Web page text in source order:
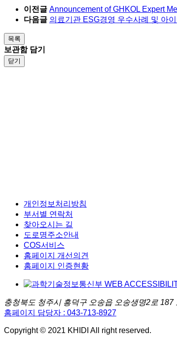
이전글 Announcement of GHKOL Expert
다음글 의료기관 ESG경영 우수사례 및 아
목록
보관함 담기
닫기
개인정보처리방침
부서별 연락처
찾아오시는 길
도로명주소안내
COS서비스
홈페이지 개선의견
홈페이지 인증현황
충청북도 청주시 흥덕구 오송읍 오송생명2로
홈페이지 담당자 : 043-713-8927
Copyright © 2021 KHIDI All right reserved.